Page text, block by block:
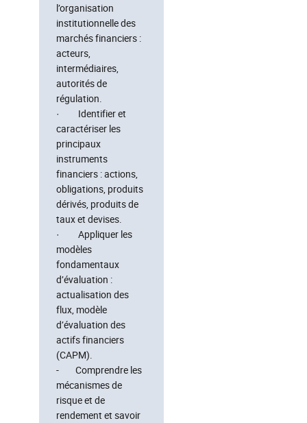
l’organisation
institutionnelle des
marchés financiers :
acteurs,
intermédiaires,
autorités de
régulation.
· Identifier et
caractériser les
principaux
instruments
financiers : actions,
obligations, produits
dérivés, produits de
taux et devises.
· Appliquer les
modèles
fondamentaux
d’évaluation :
actualisation des
flux, modèle
d’évaluation des
actifs financiers
(CAPM).
- Comprendre les
mécanismes de
risque et de
rendement et savoir